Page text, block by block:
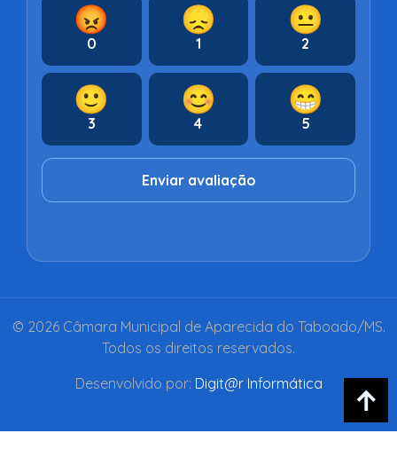
😡
0
😞
1
😐
2
🙂
3
😊
4
😁
5
Enviar avaliação
© 2026 Câmara Municipal de Aparecida do Taboado/MS.
Todos os direitos reservados.
Desenvolvido por: Digit@r Informática